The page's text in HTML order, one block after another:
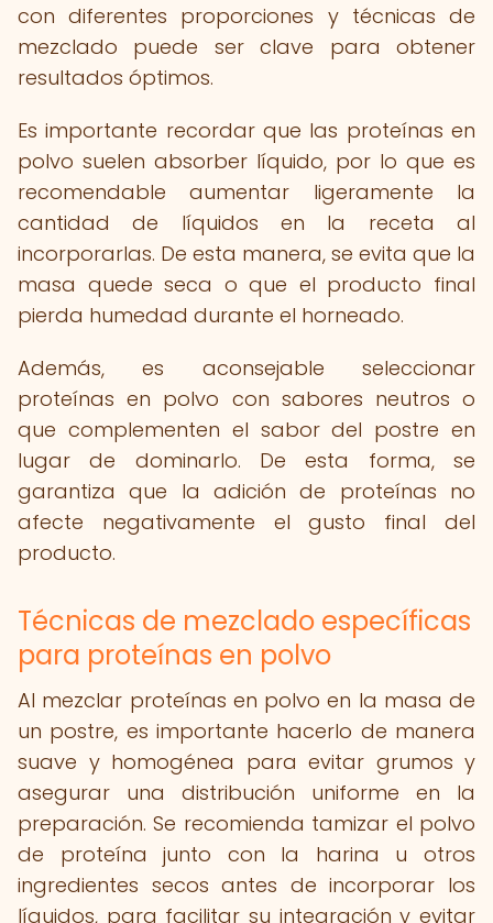
con diferentes proporciones y técnicas de
mezclado puede ser clave para obtener
resultados óptimos.
Es importante recordar que las proteínas en
polvo suelen absorber líquido, por lo que es
recomendable aumentar ligeramente la
cantidad de líquidos en la receta al
incorporarlas. De esta manera, se evita que la
masa quede seca o que el producto final
pierda humedad durante el horneado.
Además, es aconsejable seleccionar
proteínas en polvo con sabores neutros o
que complementen el sabor del postre en
lugar de dominarlo. De esta forma, se
garantiza que la adición de proteínas no
afecte negativamente el gusto final del
producto.
Técnicas de mezclado específicas
para proteínas en polvo
Al mezclar proteínas en polvo en la masa de
un postre, es importante hacerlo de manera
suave y homogénea para evitar grumos y
asegurar una distribución uniforme en la
preparación. Se recomienda tamizar el polvo
de proteína junto con la harina u otros
ingredientes secos antes de incorporar los
líquidos, para facilitar su integración y evitar